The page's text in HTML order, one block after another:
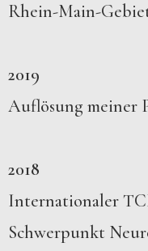
Rhein-Main-
2019
Auflösung meiner
2018
Internationaler
Schwerpunkt